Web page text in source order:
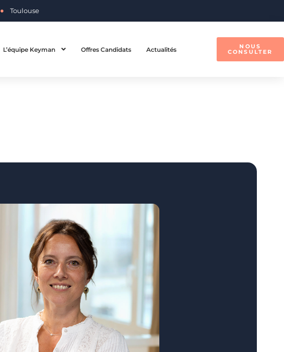
Toulouse
L’équipe Keyman Offres Candidats Actualités NOUS
CONSULTER